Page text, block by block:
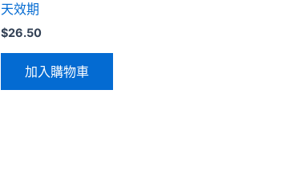
天效期
$26.50
加入購物車